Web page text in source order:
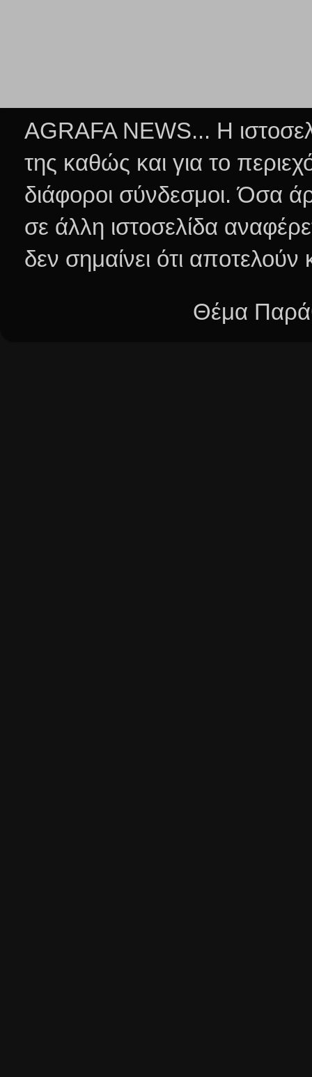
AGRAFA NEWS... Η
της καθώς και για το
διάφοροι σύνδεσμοι.Όσα
σε άλλη ιστοσελίδα
δεν σημαίνει ότι
Θέμα